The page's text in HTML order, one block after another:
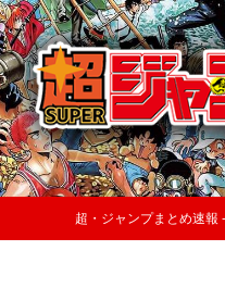
超・ジャンプまとめ速報